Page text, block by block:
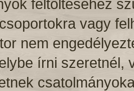
feltöltéséhez
vagy
nem
írni szeretnél,